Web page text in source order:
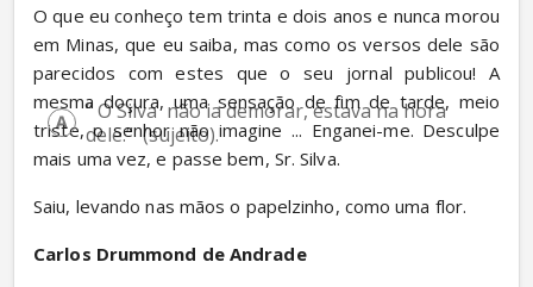
O que eu conheço tem trinta e dois anos e nunca morou
em Minas, que eu saiba, mas como os versos dele são
parecidos com estes que o seu jornal publicou! A
mesma doçura, uma sensação de fim de tarde, meio
triste, o senhor não imagine ... Enganei-me. Desculpe
mais uma vez, e passe bem, Sr. Silva.
Saiu, levando nas mãos o papelzinho, como uma flor.
Carlos Drummond de Andrade
“ O Silva  não ia demorar, estava na hora
dele.”  (sujeito).